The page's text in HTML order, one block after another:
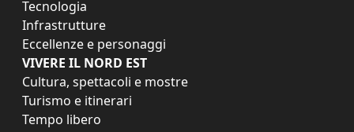
Tecnologia
Infrastrutture
Eccellenze e personaggi
VIVERE IL NORD EST
Cultura, spettacoli e mostre
Turismo e itinerari
Tempo libero